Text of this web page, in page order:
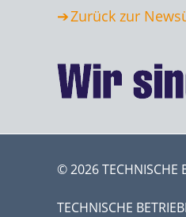
Zurück zur
© 2026 TECHNISCHE
TECHNISCHE